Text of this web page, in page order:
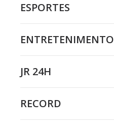
ESPORTES
ENTRETENIMENTO
JR 24H
RECORD